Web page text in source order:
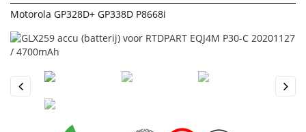
Motorola GP328D+ GP338D P8668i
Previous